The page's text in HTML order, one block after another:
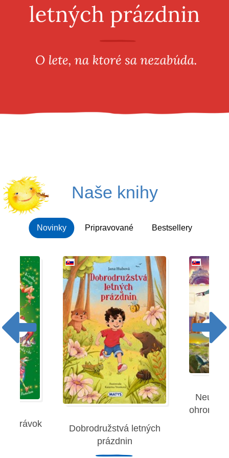
Všetky kategórie
Naše knihy
Novinky Pripravované Bestsellery
Dobrodružstvá letných
prázdnin